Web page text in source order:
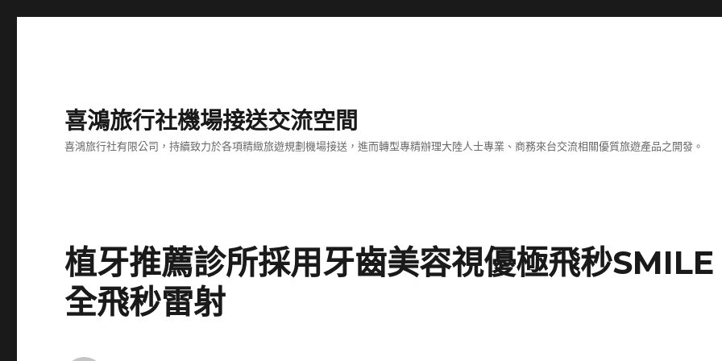
喜鴻旅行社機場接送交流空間
喜鴻旅行社有限公司，持續致力於各項精緻旅遊規劃機場接送，進而轉型專精辦理大陸人士專業、商務來台交流相關優質旅遊產品之開發。
植牙推薦診所採用牙齒美容視優極飛秒SMILE
全飛秒雷射